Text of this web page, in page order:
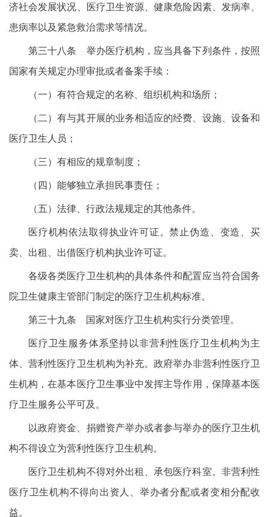
济社会发展状况、医疗卫生资源、健康危险因素、发病率、
患病率以及紧急救治需求等情况。
第三十八条 举办医疗机构，应当具备下列条件，按照
国家有关规定办理审批或者备案手续：
（一）有符合规定的名称、组织机构和场所；
（二）有与其开展的业务相适应的经费、设施、设备和
医疗卫生人员；
（三）有相应的规章制度；
（四）能够独立承担民事责任；
（五）法律、行政法规规定的其他条件。
医疗机构依法取得执业许可证。禁止伪造、变造、买
卖、出租、出借医疗机构执业许可证。
各级各类医疗卫生机构的具体条件和配置应当符合国务
院卫生健康主管部门制定的医疗卫生机构标准。
第三十九条 国家对医疗卫生机构实行分类管理。
医疗卫生服务体系坚持以非营利性医疗卫生机构为主
体、营利性医疗卫生机构为补充。政府举办非营利性医疗卫
生机构，在基本医疗卫生事业中发挥主导作用，保障基本医
疗卫生服务公平可及。
以政府资金、捐赠资产举办或者参与举办的医疗卫生机
构不得设立为营利性医疗卫生机构。
医疗卫生机构不得对外出租、承包医疗科室。非营利性
医疗卫生机构不得向出资人、举办者分配或者变相分配收
益。